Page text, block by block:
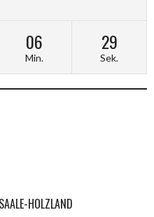
06
Min.
29
Sek.
HOLZLAND